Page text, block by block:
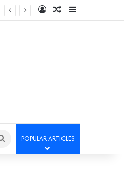
Log InRandom Article
Sidebar
Search
for
POPULAR ARTICLES